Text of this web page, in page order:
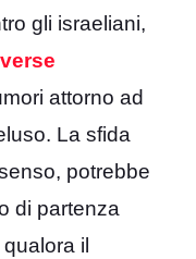
gli israeliani,
attorno ad
La sfida
potrebbe
di partenza
il